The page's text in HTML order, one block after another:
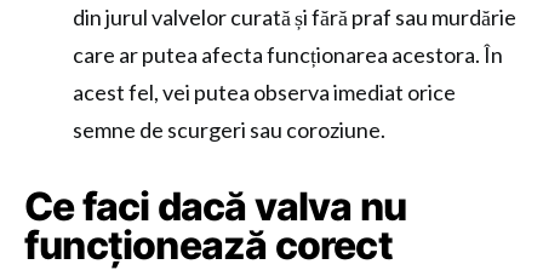
din jurul valvelor curată și fără praf sau murdărie
care ar putea afecta funcționarea acestora. În
acest fel, vei putea observa imediat orice
semne de scurgeri sau coroziune.
Ce faci dacă valva nu
funcționează corect